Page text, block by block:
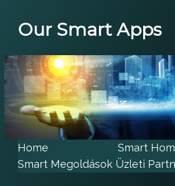
tartalomhoz
Our Smart Apps
Home
Smart
Smart Megoldások Üzleti